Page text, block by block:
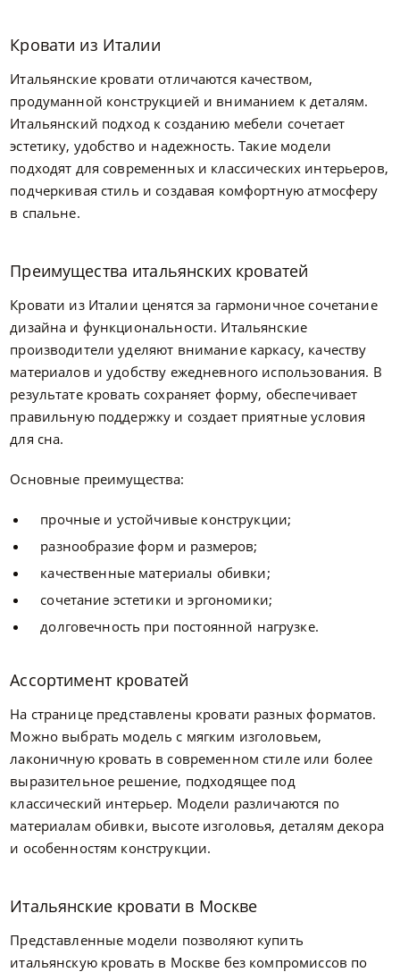
Кровати из Италии
Итальянские кровати отличаются качеством,
продуманной конструкцией и вниманием к деталям.
Итальянский подход к созданию мебели сочетает
эстетику, удобство и надежность. Такие модели
подходят для современных и классических интерьеров,
подчеркивая стиль и создавая комфортную атмосферу
в спальне.
Преимущества итальянских кроватей
Кровати из Италии ценятся за гармоничное сочетание
дизайна и функциональности. Итальянские
производители уделяют внимание каркасу, качеству
материалов и удобству ежедневного использования. В
результате кровать сохраняет форму, обеспечивает
правильную поддержку и создает приятные условия
для сна.
Основные преимущества:
прочные и устойчивые конструкции;
разнообразие форм и размеров;
качественные материалы обивки;
сочетание эстетики и эргономики;
долговечность при постоянной нагрузке.
Ассортимент кроватей
На странице представлены кровати разных форматов.
Можно выбрать модель с мягким изголовьем,
лаконичную кровать в современном стиле или более
выразительное решение, подходящее под
классический интерьер. Модели различаются по
материалам обивки, высоте изголовья, деталям декора
и особенностям конструкции.
Итальянские кровати в Москве
Представленные модели позволяют купить
итальянскую кровать в Москве без компромиссов по